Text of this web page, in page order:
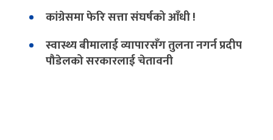
कांग्रेसमा फेरि सत्ता संघर्षको आँधी !
स्वास्थ्य बीमालाई व्यापारसँग तुलना नगर्न प्रदीप
पौडेलको सरकारलाई चेतावनी